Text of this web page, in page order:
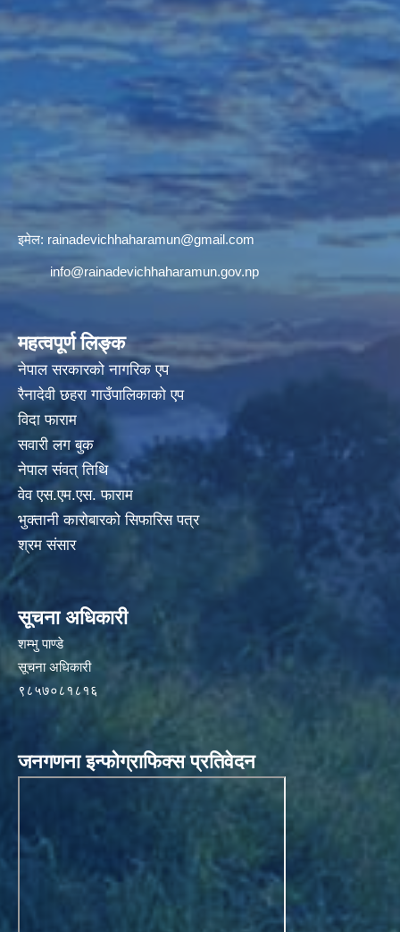
इमेल: rainadevichhaharamun@gmail.com
info@rainadevichhaharamun.gov.np
महत्वपूर्ण लिङ्क
नेपाल सरकारको नागरिक एप
रैनादेवी छहरा गाउँपालिकाको एप
विदा फाराम
सवारी लग बुक
नेपाल संवत् तिथि
वेव एस.एम.एस. फाराम
भुक्तानी कारोबारको सिफारिस पत्र
श्रम संसार
सूचना अधिकारी
शम्भु पाण्डे
सूचना अधिकारी
९८५७०८१८१६
जनगणना इन्फोग्राफिक्स प्रतिवेदन